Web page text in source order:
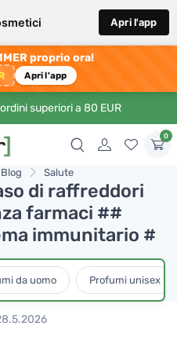
Apri l'app
proprio ora!
Apri l'app
superiori a 80 EUR
0
Blog Salute
di raffreddori
farmaci ##
immunitario #
da uomo Profumi unisex